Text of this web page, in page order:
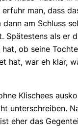
man, dass
am Schluss
Spätestens als er
ob seine
hat, war eh klar,
Klischees
unterschreiben.
eher das